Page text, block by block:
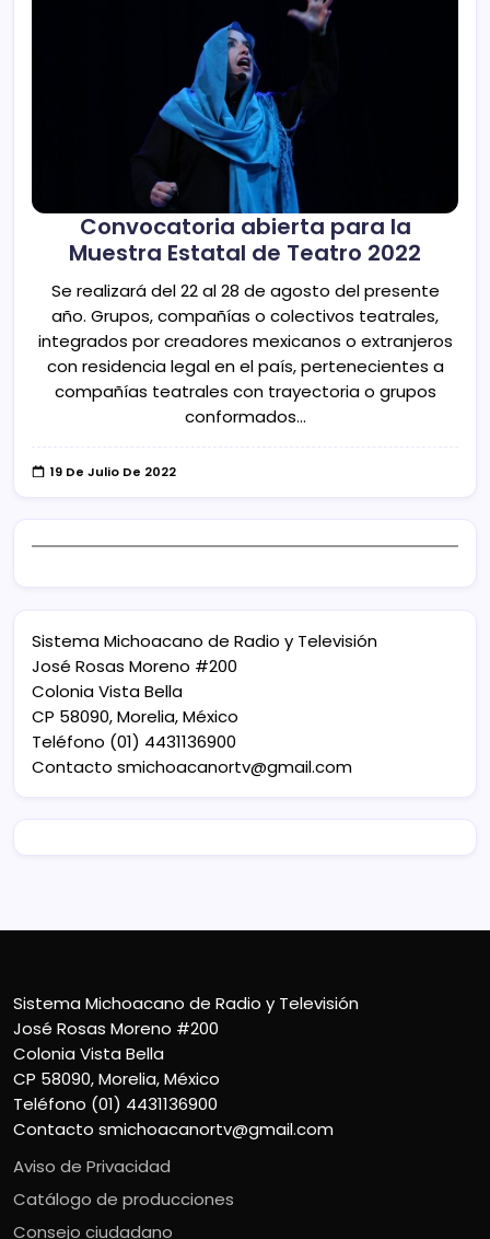
Convocatoria abierta para la
Muestra Estatal de Teatro 2022
Se realizará del 22 al 28 de agosto del presente
año. Grupos, compañías o colectivos teatrales,
integrados por creadores mexicanos o extranjeros
con residencia legal en el país, pertenecientes a
compañías teatrales con trayectoria o grupos
conformados…
19 De Julio De 2022
Sistema Michoacano de Radio y Televisión
José Rosas Moreno #200
Colonia Vista Bella
CP 58090, Morelia, México
Teléfono (01) 4431136900
Contacto smichoacanortv@gmail.com
Sistema Michoacano de Radio y Televisión
José Rosas Moreno #200
Colonia Vista Bella
CP 58090, Morelia, México
Teléfono (01) 4431136900
Contacto smichoacanortv@gmail.com
Aviso de Privacidad
Catálogo de producciones
Consejo ciudadano